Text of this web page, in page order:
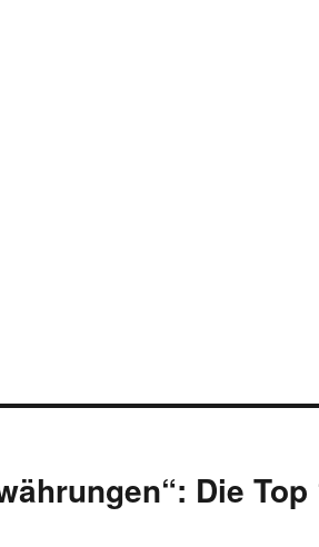
Die